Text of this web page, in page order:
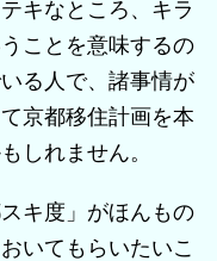
キなところ、キラ
ことを意味するの
る人で、諸事情が
京都移住計画を本
しれません。
キ度」がほんもの
いてもらいたいこ